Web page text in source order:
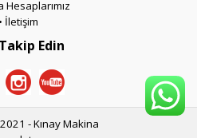
Hesaplarımız
• İletişim
Edin
- Kınay Makina